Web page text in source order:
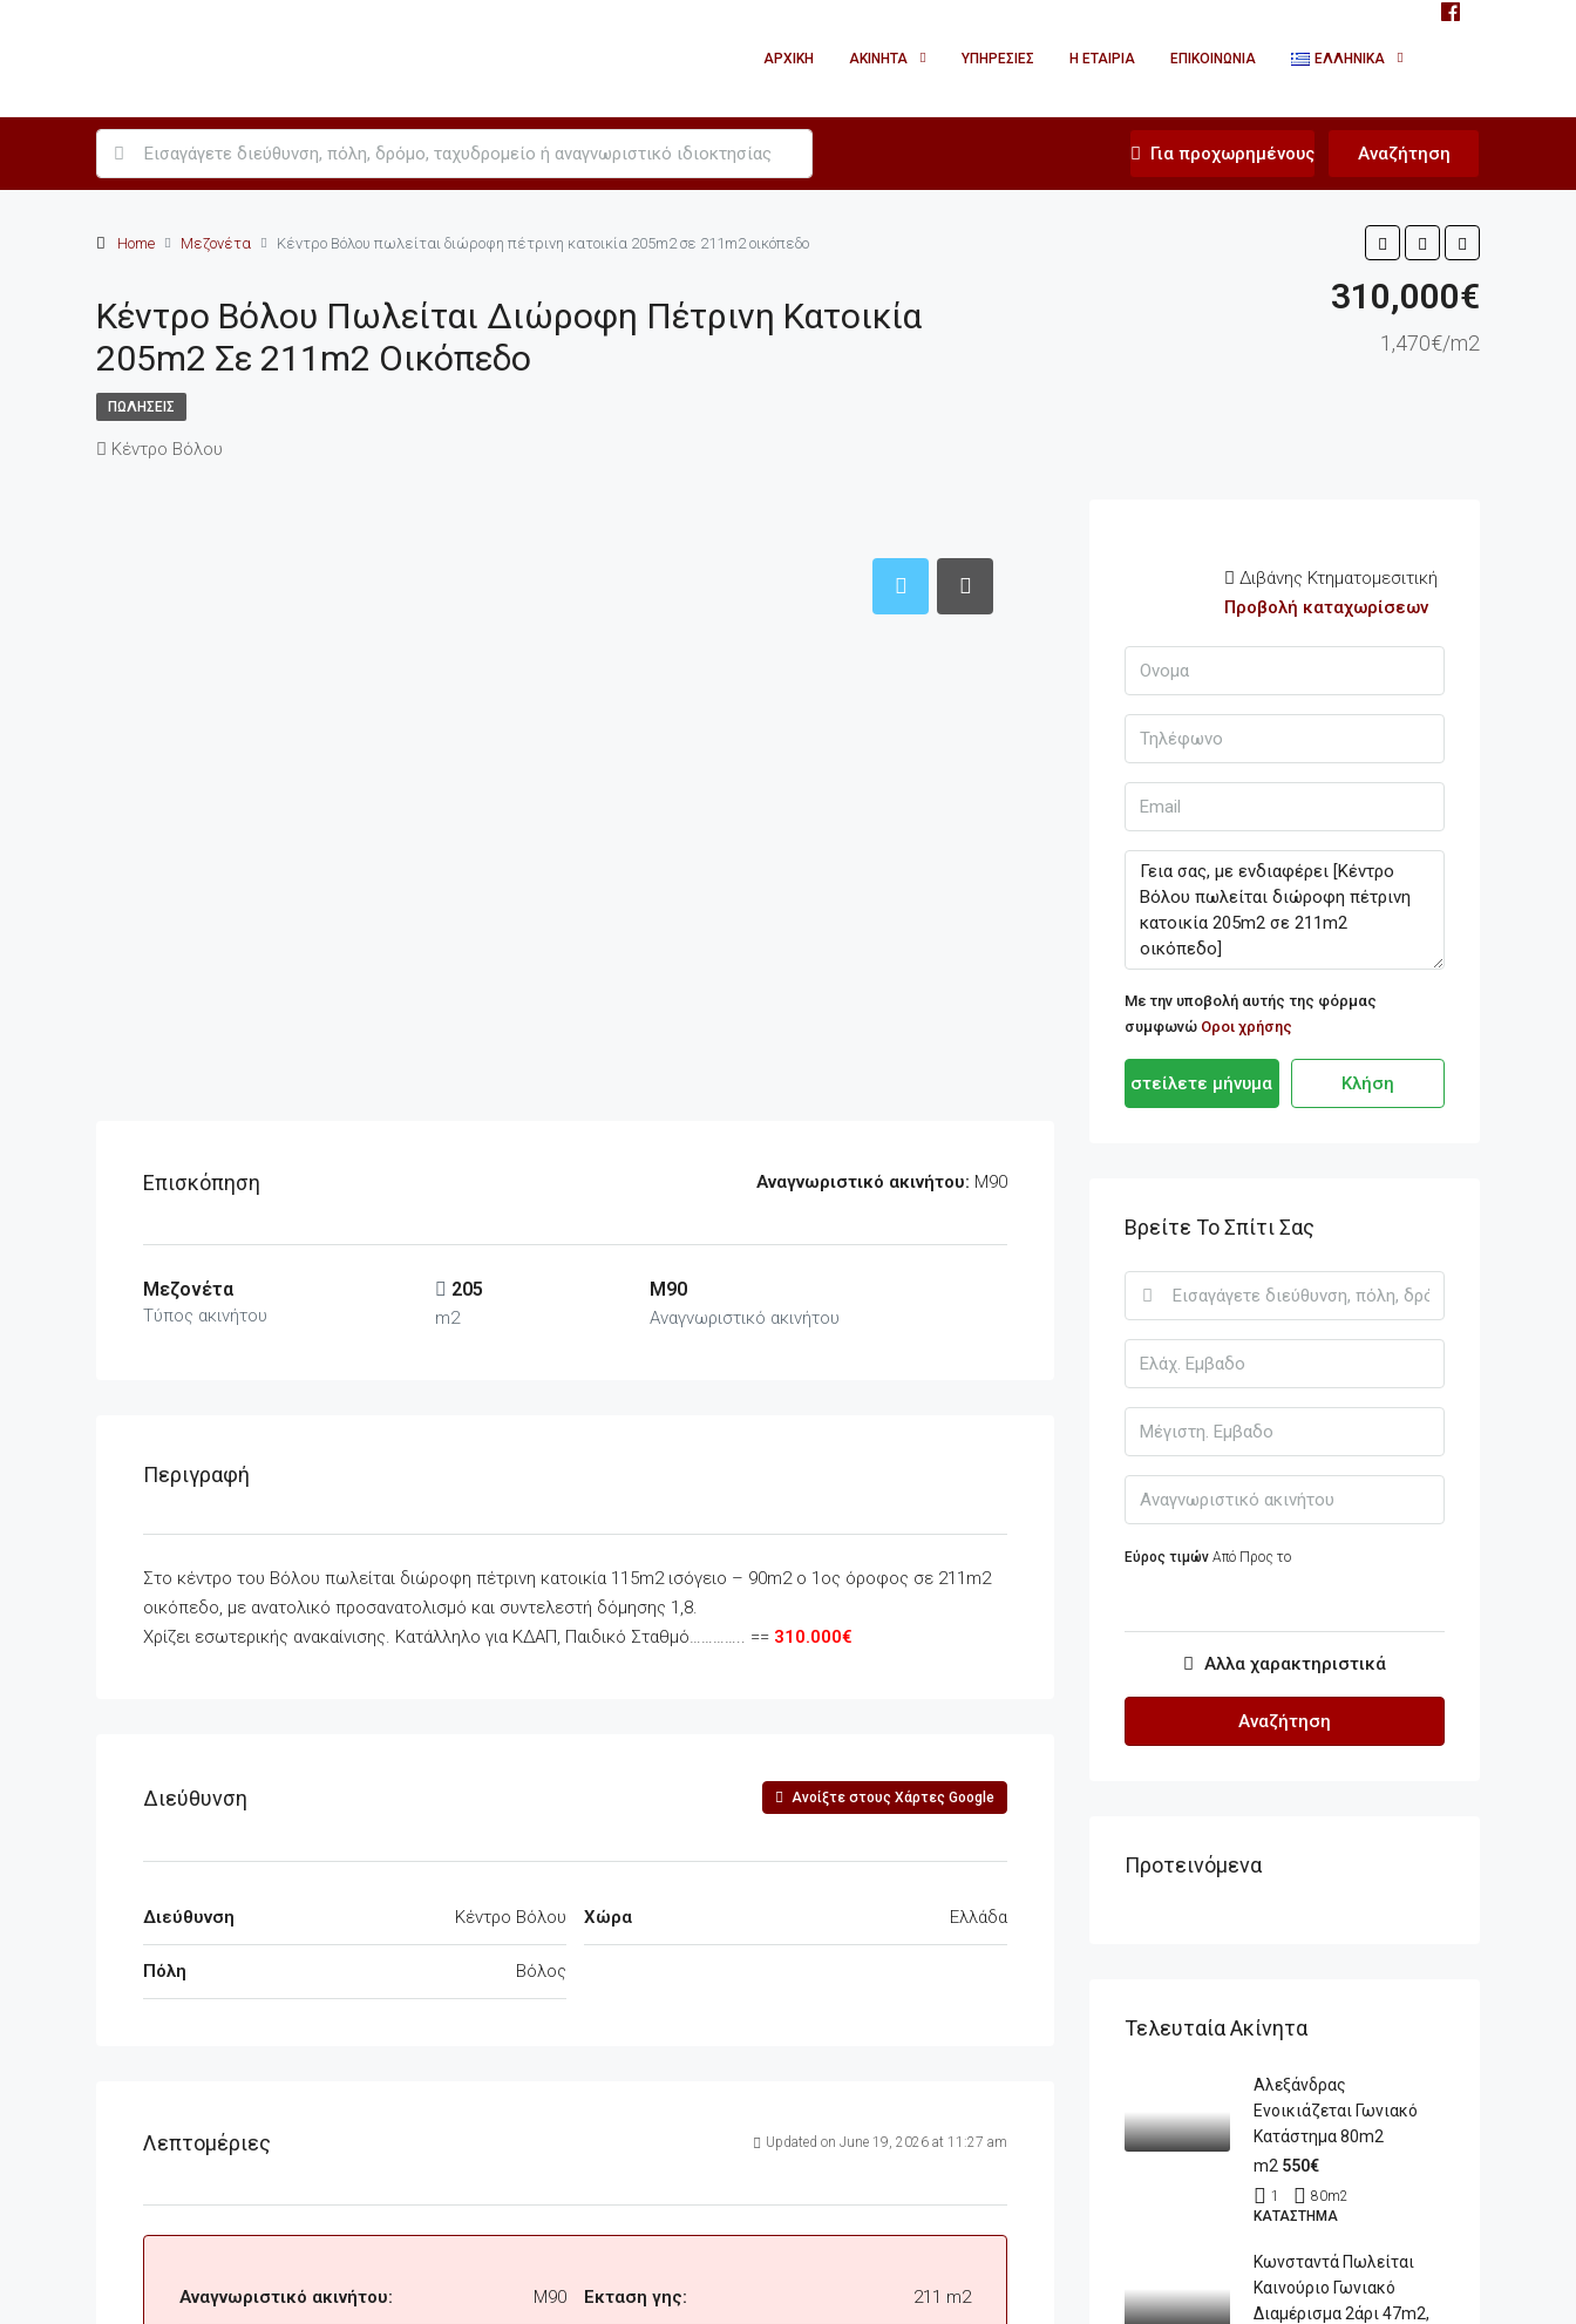
ΑΡΧΙΚΉ ΑΚΊΝΗΤΑ ΥΠΗΡΕΣΊΕΣ Η ΕΤΑΙΡΊΑ ΕΠΙΚΟΙΝΩΝΊΑ ΕΛΛΗΝΙΚΆ
Για προχωρημένους Αναζήτηση
Home Μεζονέτα Κέντρο Βόλου πωλείται διώροφη πέτρινη κατοικία 205m2 σε 211m2 οικόπεδο
Κέντρο Βόλου Πωλείται Διώροφη Πέτρινη Κατοικία
205m2 Σε 211m2 Οικόπεδο
310,000€
1,470€/m2
ΠΩΛΉΣΕΙΣ
Κέντρο Βόλου
Επισκόπηση Αναγνωριστικό ακινήτου: M90
Μεζονέτα
Τύπος ακινήτου
205
m2
M90
Αναγνωριστικό ακινήτου
Περιγραφή
Στο κέντρο του Βόλου πωλείται διώροφη πέτρινη κατοικία 115m2 ισόγειο – 90m2 ο 1ος όροφος σε 211m2
οικόπεδο, με ανατολικό προσανατολισμό και συντελεστή δόμησης 1,8.
Χρίζει εσωτερικής ανακαίνισης. Κατάλληλο για ΚΔΑΠ, Παιδικό Σταθμό………….. == 310.000€
Διεύθυνση Ανοίξτε στους Χάρτες Google
Διεύθυνση Κέντρο Βόλου
Πόλη Βόλος
Χώρα Ελλάδα
Λεπτομέριες Updated on June 19, 2026 at 11:27 am
Αναγνωριστικό ακινήτου: M90 Εκταση γης: 211 m2
Διβάνης Κτηματομεσιτική
Προβολή καταχωρίσεων
Με την υποβολή αυτής της φόρμας
συμφωνώ Οροι χρήσης
στείλετε μήνυμα Κλήση
Βρείτε Το Σπίτι Σας
Εύρος τιμών Από Προς το
Αλλα χαρακτηριστικά
Αναζήτηση
Προτεινόμενα
Τελευταία Ακίνητα
Αλεξάνδρας
Ενοικιάζεται Γωνιακό
Κατάστημα 80m2
m2 550€
1 80m2
ΚΑΤΆΣΤΗΜΑ
Κωνσταντά Πωλείται
Καινούριο Γωνιακό
Διαμέρισμα 2άρι 47m2,